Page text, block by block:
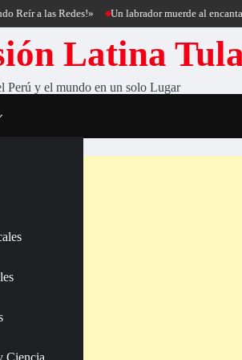
a las Redes!» Un labrador muerde al encantador
Latina
Perú y el mundo en un solo Lugar
Ciencia